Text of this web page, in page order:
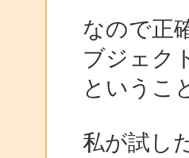
なので正
ブジェク
というこ
私が試し